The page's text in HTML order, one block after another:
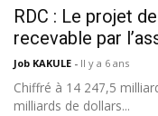
RDC : Le projet
recevable par
Job KAKULE - Il y a 6 ans
Chiffré à 14 247,5
milliards de dollars...